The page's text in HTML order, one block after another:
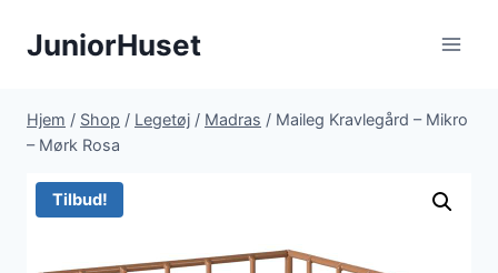
JuniorHuset
Hjem / Shop / Legetøj / Madras / Maileg Kravlegård – Mikro
– Mørk Rosa
Tilbud!